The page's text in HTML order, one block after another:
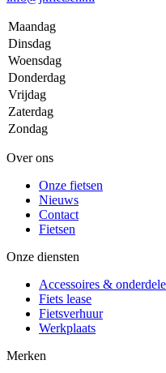
Maandag
Dinsdag
Woensdag
Donderdag
Vrijdag
Zaterdag
Zondag
Over ons
Onze fietsen
Nieuws
Contact
Fietsen
Onze diensten
Accessoires &
Fiets lease
Fietsverhuur
Werkplaats
Merken